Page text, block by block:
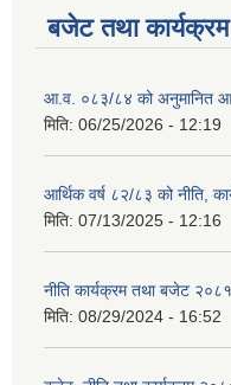
बजेट तथा कार्यक्रम
आ.व. ०८३/८४ को अनुमानित
मिति: 06/25/2026 - 12:19
आर्थिक वर्ष ८२/८३ को नीति,
मिति: 07/13/2025 - 12:16
नीति कार्यक्रम तथा बजेट
मिति: 08/29/2024 - 16:52